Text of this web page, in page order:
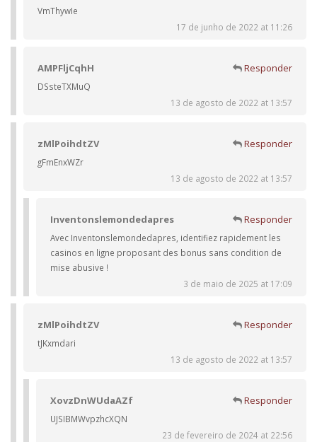
VmThywIe
17 de junho de 2022 at 11:26
AMPFljCqhH Responder
DSsteTXMuQ
13 de agosto de 2022 at 13:57
zMlPoihdtZV Responder
gFmEnxWZr
13 de agosto de 2022 at 13:57
Inventonslemondedapres Responder
Avec Inventonslemondedapres, identifiez rapidement les
casinos en ligne proposant des bonus sans condition de
mise abusive !
3 de maio de 2025 at 17:09
zMlPoihdtZV Responder
tJKxmdari
13 de agosto de 2022 at 13:57
XovzDnWUdaAZf Responder
UJSIBMWvpzhcXQN
23 de fevereiro de 2024 at 22:56